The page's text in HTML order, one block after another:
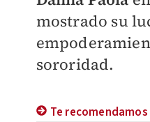
mostrado su
sororidad.
Te recomendamos